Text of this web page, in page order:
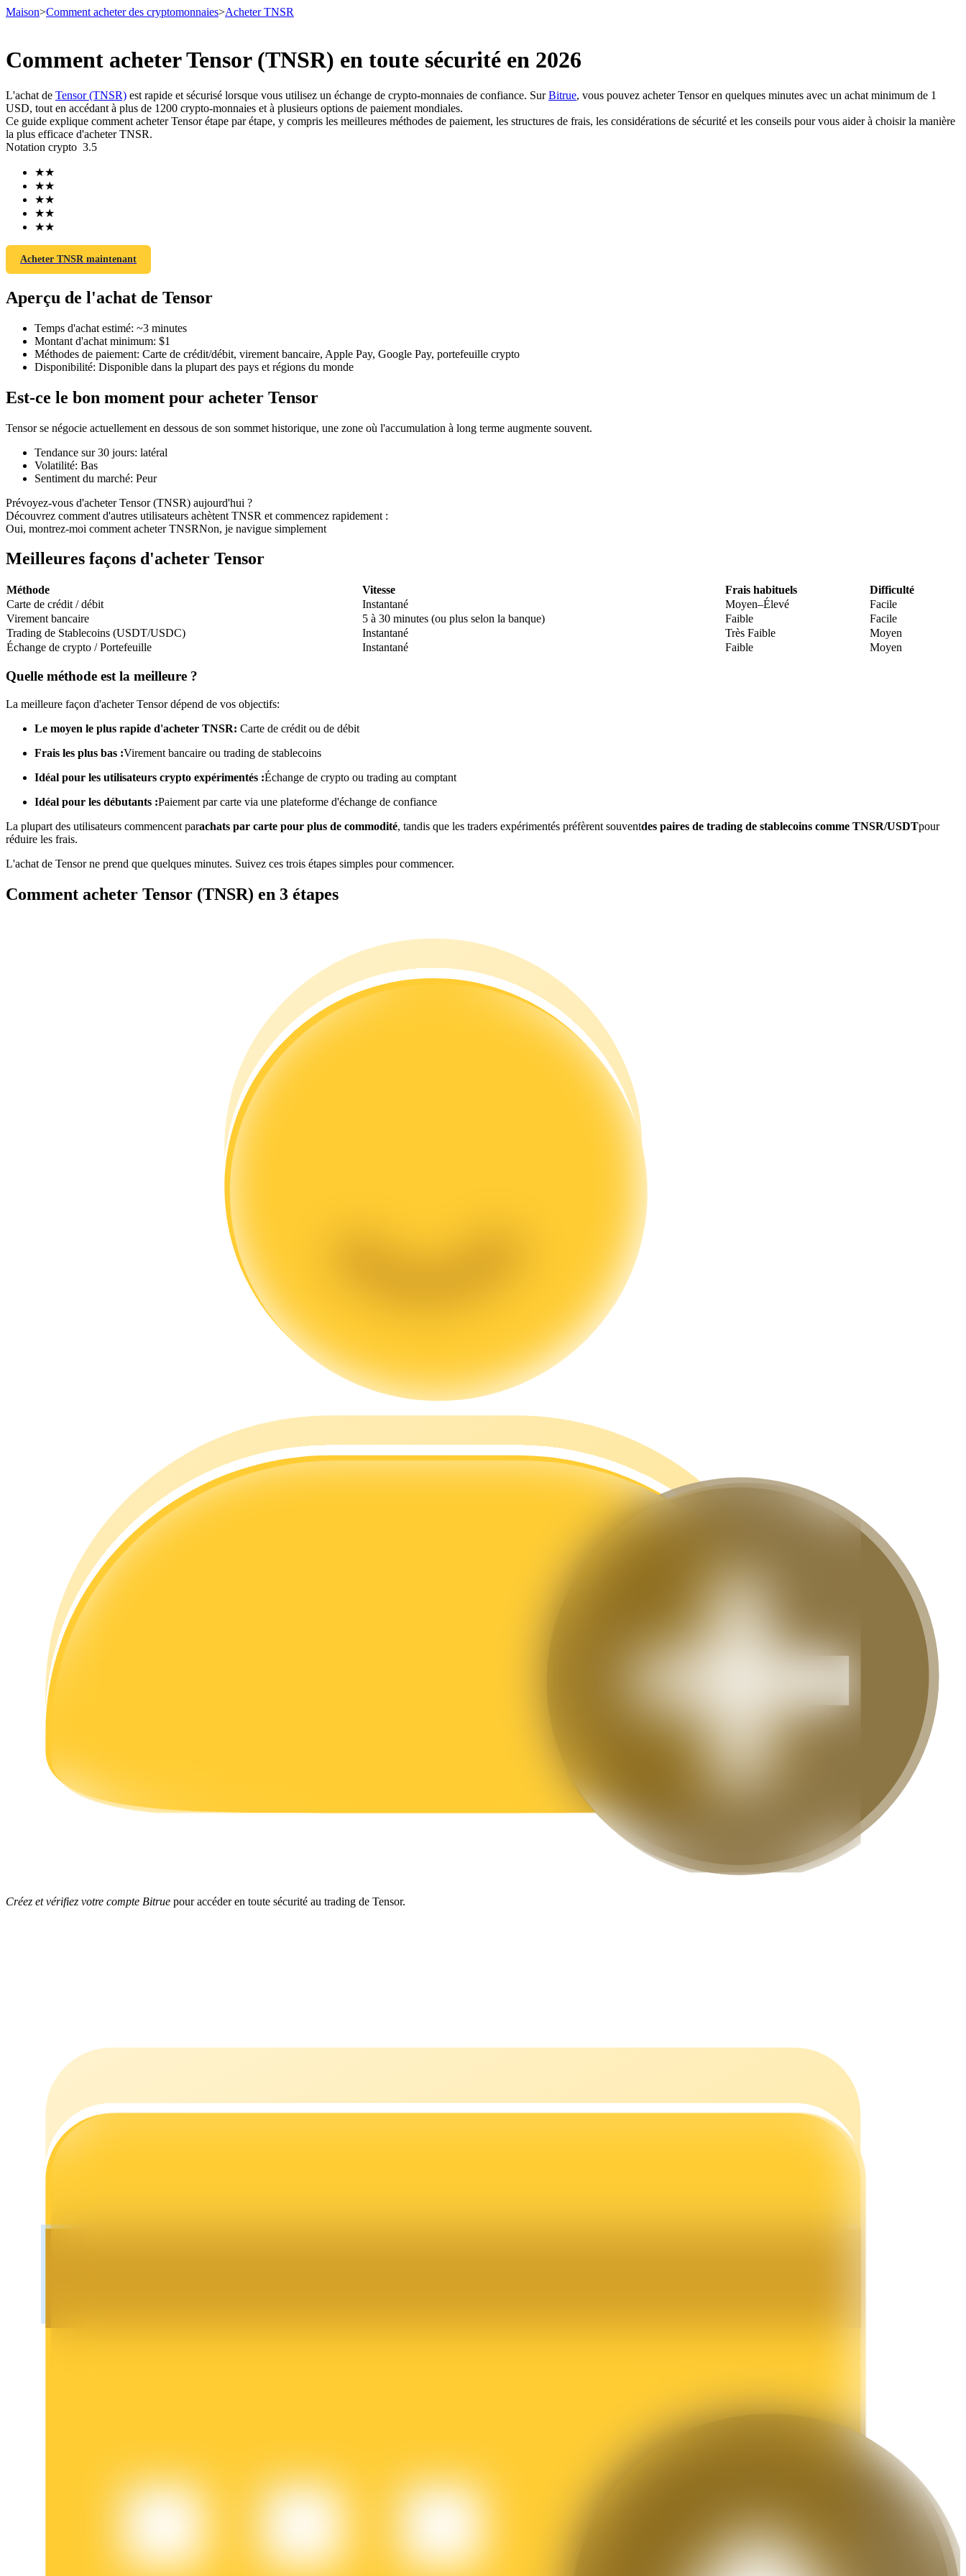
Contrats à terme
Futures USDT
TradFi
Futures USDC
Copie de Trading
Rejoignez les meilleurs traders
Profitez du partage des bénéfices et des commissions de copy trading
Analyse de mégadonnées, y compris des informations commerciales, etc.
Apprenez à rester rentable
Cochon de puissance
Gagnez quotidiennement des récompenses compétitives
Launchpool
Staking flexible pour gagner des jetons populaires
Des investissements exclusifs pour les détenteurs de BTR
Maison>Comment acheter des cryptomonnaies>Acheter TNSR
Comment acheter Tensor (TNSR) en toute sécurité en 2026
L'achat de Tensor (TNSR) est rapide et sécurisé lorsque vous utilisez un échange de crypto-monnaies de confiance. SurBitrue, vous pouvez acheter Tensor en quelques minutes avec un achat minimum de 1
USD, tout en accédant à plus de 1200 crypto-monnaies et à plusieurs options de paiement mondiales.
Ce guide explique comment acheter Tensor étape par étape, y compris les meilleures méthodes de paiement, les structures de frais, les considérations de sécurité et les conseils pour vous aider à choisir la manière
la plus efficace d'acheter TNSR.
Notation crypto 3.5
★★
★★
★★
★★
★★
Acheter TNSR maintenant
Aperçu de l'achat de Tensor
Temps d'achat estimé: ~3 minutes
Montant d'achat minimum: $1
Méthodes de paiement: Carte de crédit/débit, virement bancaire, Apple Pay, Google Pay, portefeuille crypto
Disponibilité: Disponible dans la plupart des pays et régions du monde
Est-ce le bon moment pour acheter Tensor
Tensor se négocie actuellement en dessous de son sommet historique, une zone où l'accumulation à long terme augmente souvent.
Tendance sur 30 jours: latéral
Volatilité: Bas
Sentiment du marché: Peur
Prévoyez-vous d'acheter Tensor (TNSR) aujourd'hui ?
Découvrez comment d'autres utilisateurs achètent TNSR et commencez rapidement :
Oui, montrez-moi comment acheter TNSRNon, je navigue simplement
Meilleures façons d'acheter Tensor
Méthode Vitesse Frais habituels
Difficulté
Carte de crédit / débit
Instantané Moyen–Élevé
Facile
Virement bancaire
5 à 30 minutes (ou plus selon la banque) Faible
Facile
Trading de Stablecoins (USDT/USDC)
Instantané Très Faible
Moyen
Échange de crypto / Portefeuille
Instantané Faible Moyen
Quelle méthode est la meilleure ?
La meilleure façon d'acheter Tensor dépend de vos objectifs:
Le moyen le plus rapide d'acheter TNSR: Carte de crédit ou de débit
Frais les plus bas :Virement bancaire ou trading de stablecoins
Idéal pour les utilisateurs crypto expérimentés :Échange de crypto ou trading au comptant
Idéal pour les débutants :Paiement par carte via une plateforme d'échange de confiance
La plupart des utilisateurs commencent parachats par carte pour plus de commodité, tandis que les traders expérimentés préfèrent souventdes paires de trading de stablecoins comme TNSR/USDTpour
réduire les frais.
L'achat de Tensor ne prend que quelques minutes. Suivez ces trois étapes simples pour commencer.
Comment acheter Tensor (TNSR) en 3 étapes
Créez et vérifiez votre compte Bitrue pour accéder en toute sécurité au trading de Tensor.